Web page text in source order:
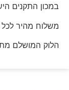
במכון התקנים
משלוח מהיר לכל
הלוק המושלם